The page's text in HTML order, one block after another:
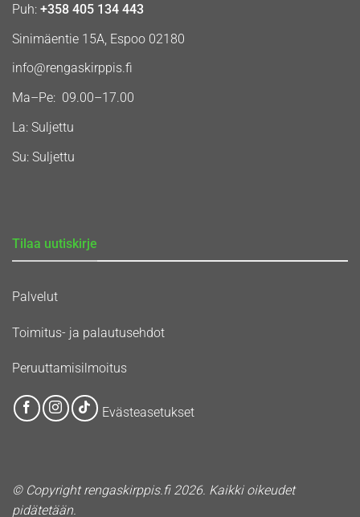
Puh: +358 405 134 443
Sinimäentie 15A, Espoo 02180
info@rengaskirppis.fi
Ma–Pe: 09.00–17.00
La: Suljettu
Su: Suljettu
Tilaa uutiskirje
Palvelut
Toimitus- ja palautusehdot
Peruuttamisilmoitus
Evästeasetukset
© Copyright rengaskirppis.fi 2026. Kaikki oikeudet
pidätetään.